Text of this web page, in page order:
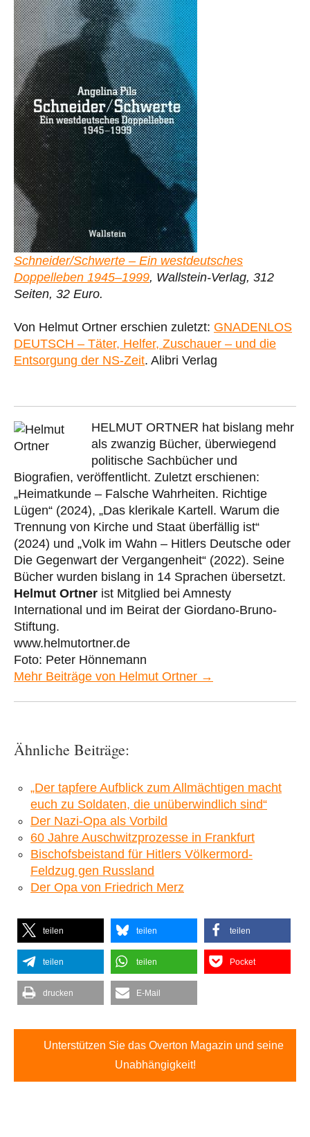
Schneider/Schwerte – Ein westdeutsches
Doppelleben 1945–1999, Wallstein-Verlag, 312
Seiten, 32 Euro.
Von Helmut Ortner erschien zuletzt: GNADENLOS
DEUTSCH – Täter, Helfer, Zuschauer – und die
Entsorgung der NS-Zeit. Alibri Verlag
HELMUT ORTNER hat bislang mehr
als zwanzig Bücher, überwiegend
politische Sachbücher und
Biografien, veröffentlicht. Zuletzt erschienen:
„Heimatkunde – Falsche Wahrheiten. Richtige
Lügen“ (2024), „Das klerikale Kartell. Warum die
Trennung von Kirche und Staat überfällig ist“
(2024) und „Volk im Wahn – Hitlers Deutsche oder
Die Gegenwart der Vergangenheit“ (2022). Seine
Bücher wurden bislang in 14 Sprachen übersetzt.
Helmut Ortner ist Mitglied bei Amnesty
International und im Beirat der Giordano-Bruno-
Stiftung.
www.helmutortner.de
Foto: Peter Hönnemann
Mehr Beiträge von Helmut Ortner →
Ähnliche Beiträge:
„Der tapfere Aufblick zum Allmächtigen macht
euch zu Soldaten, die unüberwindlich sind“
Der Nazi-Opa als Vorbild
60 Jahre Auschwitzprozesse in Frankfurt
Bischofsbeistand für Hitlers Völkermord-
Feldzug gen Russland
Der Opa von Friedrich Merz
teilen teilen teilen
teilen teilen Pocket
drucken E-Mail
Unterstützen Sie das Overton Magazin und seine
Unabhängigkeit!